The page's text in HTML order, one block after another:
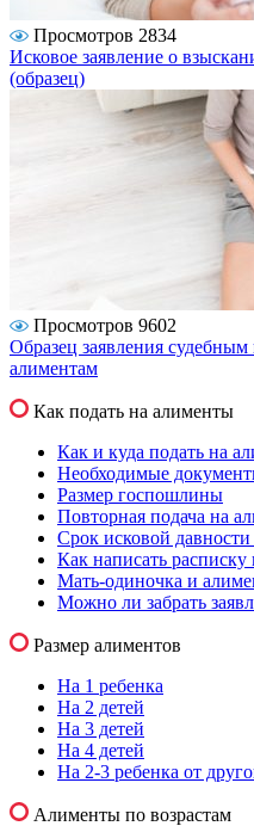
Просмотров 2834
Исковое заявление о
(образец)
Просмотров 9602
Образец заявления
алиментам
Как подать на алименты
Как и куда подать на
Необходимые
Размер госпошлины
Повторная подача на
Срок исковой
Как написать
Мать-одиночка и
Можно ли забрать
Размер алиментов
На 1 ребенка
На 2 детей
На 3 детей
На 4 детей
На 2-3 ребенка от
Алименты по возрастам